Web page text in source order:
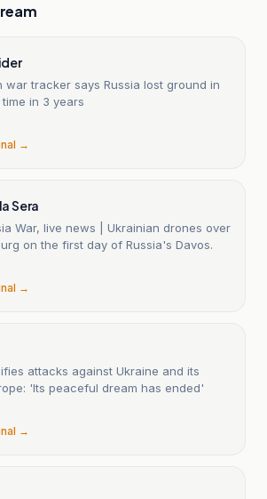
war tracker says Russia lost ground in
in 3 years
→
Sera
War, live news | Ukrainian drones over
on the first day of Russia's Davos.
→
attacks against Ukraine and its
'Its peaceful dream has ended'
→